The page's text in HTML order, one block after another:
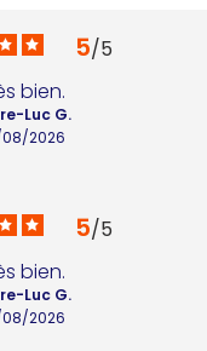
5/5
bien.
2026
Luc G.
5/5
bien.
2026
Luc G.